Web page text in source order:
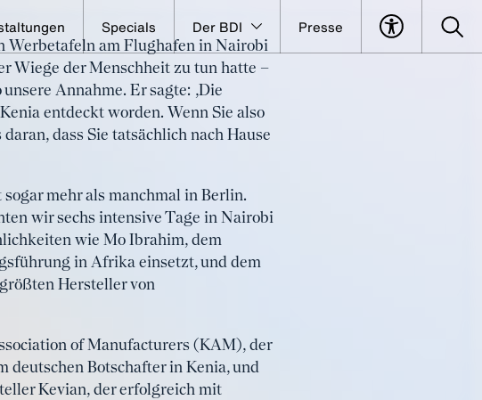
Specials Der BDI Presse
zuhause
Werbetafeln am Flughafen in Nairobi
Wiege der Menschheit zu tun hatte –
Annahme. Er sagte: ‚Die
entdeckt worden. Wenn Sie also
dass Sie tatsächlich nach Hause
mehr als manchmal in Berlin.
wir sechs intensive Tage in Nairobi
wie Mo Ibrahim, dem
in Afrika einsetzt, und dem
Hersteller von
of Manufacturers (KAM), der
deutschen Botschafter in Kenia, und
Kevian, der erfolgreich mit